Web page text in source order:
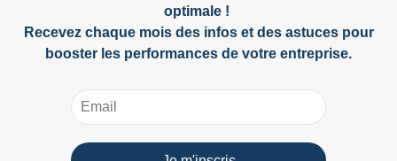
optimale !
Recevez chaque mois des infos et des astuces pour
booster les performances de votre entreprise.